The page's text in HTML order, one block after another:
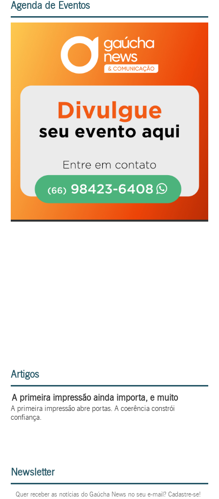
Agenda de Eventos
Artigos
A primeira impressão ainda importa, e muito
A primeira impressão abre portas. A coerência constrói
confiança.
Newsletter
Quer receber as notícias do Gaúcha News no seu e-mail? Cadastre-se!